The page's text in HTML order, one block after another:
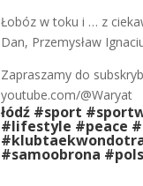
Łobóz w toku i … z
Dan, Przemysław
Zapraszamy do
youtube.com/@Waryat
łódź #sport
#lifestyle #peace
#samoobrona